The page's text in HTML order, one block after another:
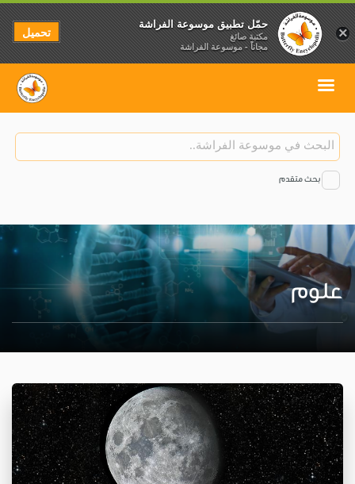
بحث متقدم
علوم
×
حمّل تطبيق موسوعة الفراشة
مكتبة صائغ
مجاناً - موسوعة الفراشة
تحميل